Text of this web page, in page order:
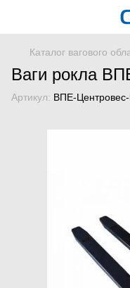
Каталог вагового
Ваги рокла
Артикул: ВПЕ-